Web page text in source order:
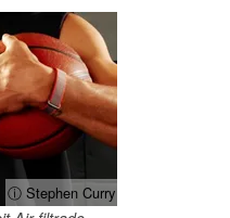
ⓘ Stephen Curry